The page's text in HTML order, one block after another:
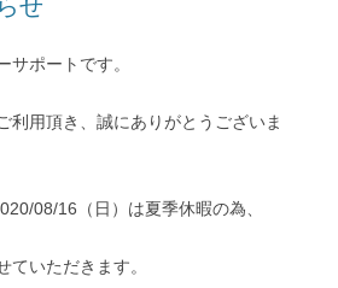
せ
サポートです。
利用頂き、誠にありがとうございま
08/16（日）は夏季休暇の為、
ていただきます。